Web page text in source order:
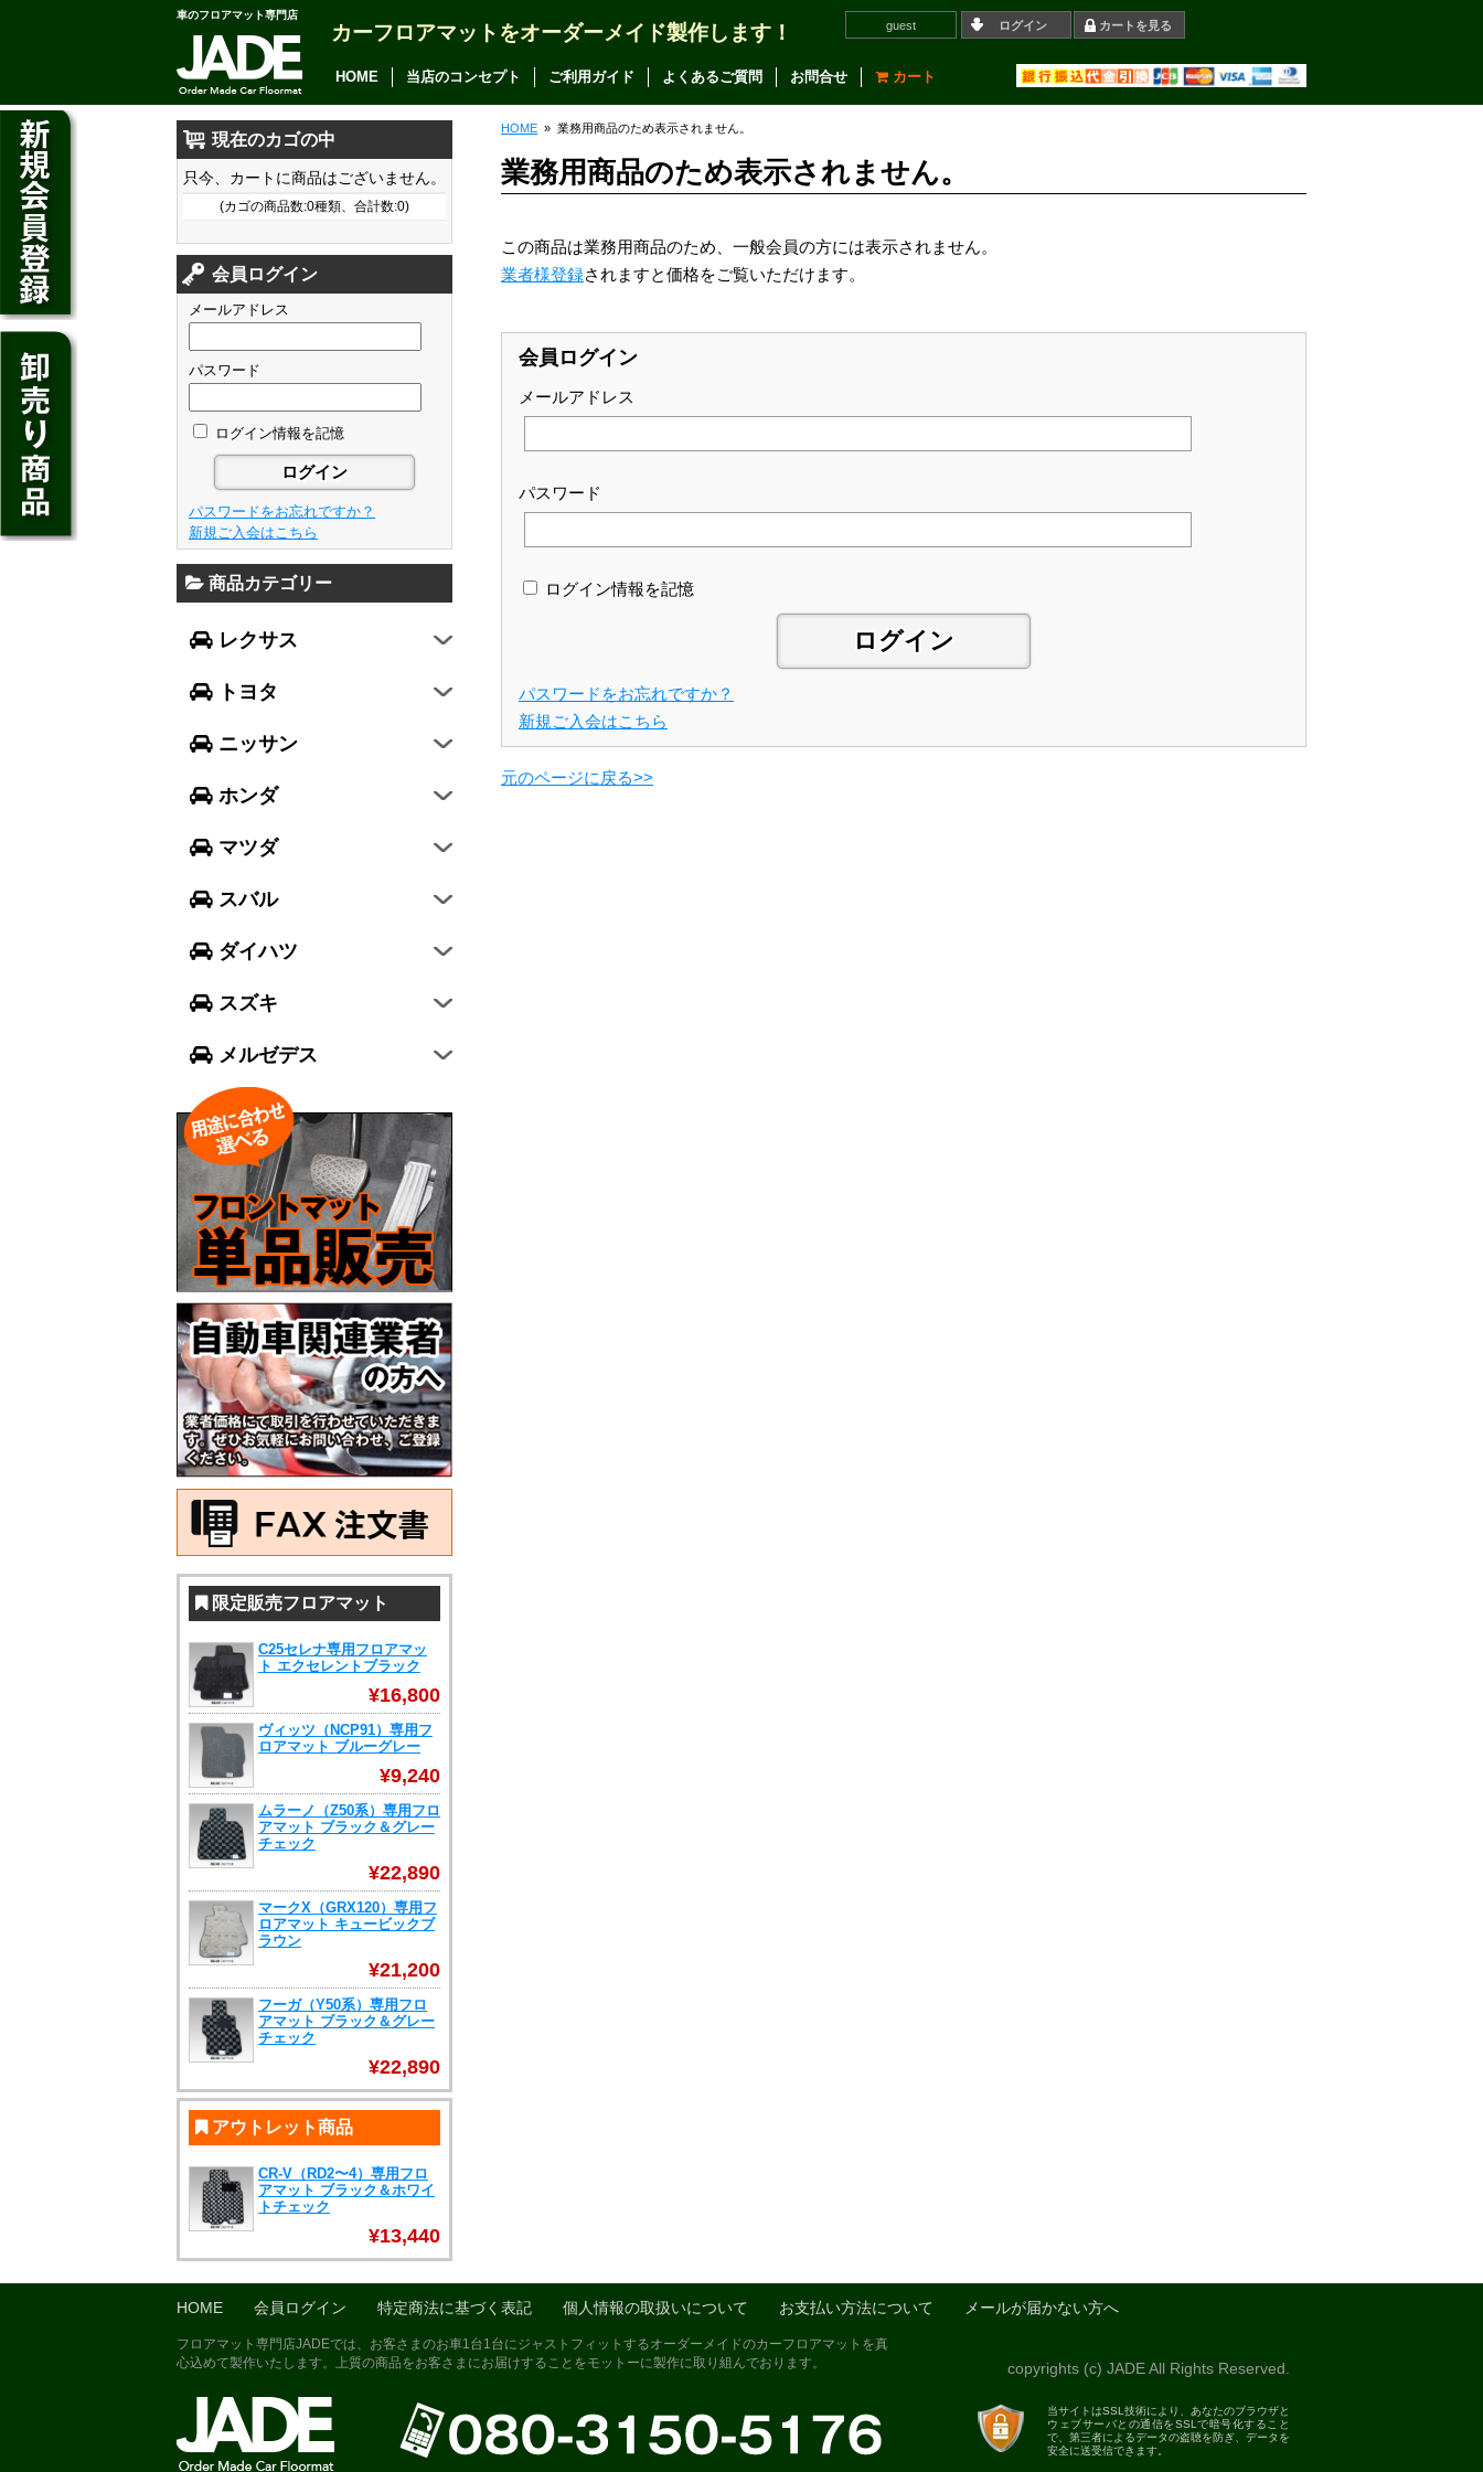
車のフロアマット専門店
カーフロアマットをオーダーメイド製作します！ guest ログイン カートを見る
HOME 当店のコンセプト ご利用ガイド よくあるご質問 お問合せ カート
HOME » 業務用商品のため表示されません。
業務用商品のため表示されません。
この商品は業務用商品のため、一般会員の方には表示されません。
業者様登録されますと価格をご覧いただけます。
会員ログイン
メールアドレス
パスワード
ログイン情報を記憶
パスワードをお忘れですか？
新規ご入会はこちら
元のページに戻る>>
現在のカゴの中
只今、カートに商品はございません。
(カゴの商品数:0種類、合計数:0)
会員ログイン
メールアドレス
パスワード
ログイン情報を記憶
パスワードをお忘れですか？
新規ご入会はこちら
商品カテゴリー
レクサス
CT200h
HS250h
GS
GS F
NX
RX
LX570
RC
LC
トヨタ
カローラ アクシオ
プレミオ
プリウス
SAI
クラウン アスリート
クラウン マジェスタ
クラウン ロイヤル
アベンシス
カローラ フィールダー
プリウスα
FJクルーザー
CH-R
ハリアー
86
ニッサン
デイズ
デイズ ルークス
ジューク
ノート
キューブ
セレナ
エルグランド
エクストレイル
ティアナ
スカイライン
GT-R
ホンダ
フィット
シャトル
ジェイド
フリード
N-ONE
N-BOX
N-BOX SLASH
N-BOX+
N-WGN
グレイス
ヴェゼル
マツダ
フレア
フレアワゴン
フレアクロスオーバー
キャロル
デミオ
アクセラ スポーツ
アテンザ ワゴン
CX-3
ビアンテ
スバル
レガシィ B4
レガシィ アウトバック
WRX S4
インプレッサ スポーツ
インプレッサ G4
エクシーガ クロスオーバー7
ダイハツ
ミラ イース
ミラ
ミラ ココア
ムーヴ キャンバス
タント
トール
スズキ
スペーシア
ハスラー
エヴリィワゴン
スイフト
ジムニー シエラ
メルゼデス
Aクラス
GLCクラス
限定販売フロアマット
C25セレナ専用フロアマッ
ト エクセレントブラック
¥16,800
ヴィッツ（NCP91）専用フ
ロアマット ブルーグレー
¥9,240
ムラーノ（Z50系）専用フロ
アマット ブラック＆グレー
チェック
¥22,890
マークX（GRX120）専用フ
ロアマット キュービックブ
ラウン
¥21,200
フーガ（Y50系）専用フロ
アマット ブラック＆グレー
チェック
¥22,890
アウトレット商品
CR-V（RD2〜4）専用フロ
アマット ブラック＆ホワイ
トチェック
¥13,440
HOME 会員ログイン 特定商法に基づく表記 個人情報の取扱いについて お支払い方法について メールが届かない方へ
copyrights (c) JADE All Rights Reserved.
フロアマット専門店JADEでは、お客さまのお車1台1台にジャストフィットするオーダーメイドのカーフロアマットを真
心込めて製作いたします。上質の商品をお客さまにお届けすることをモットーに製作に取り組んでおります。
当サイトはSSL技術により、あなたのブラウザと
ウェブサーバとの通信をSSLで暗号化すること
で、第三者によるデータの盗聴を防ぎ、データを
安全に送受信できます。